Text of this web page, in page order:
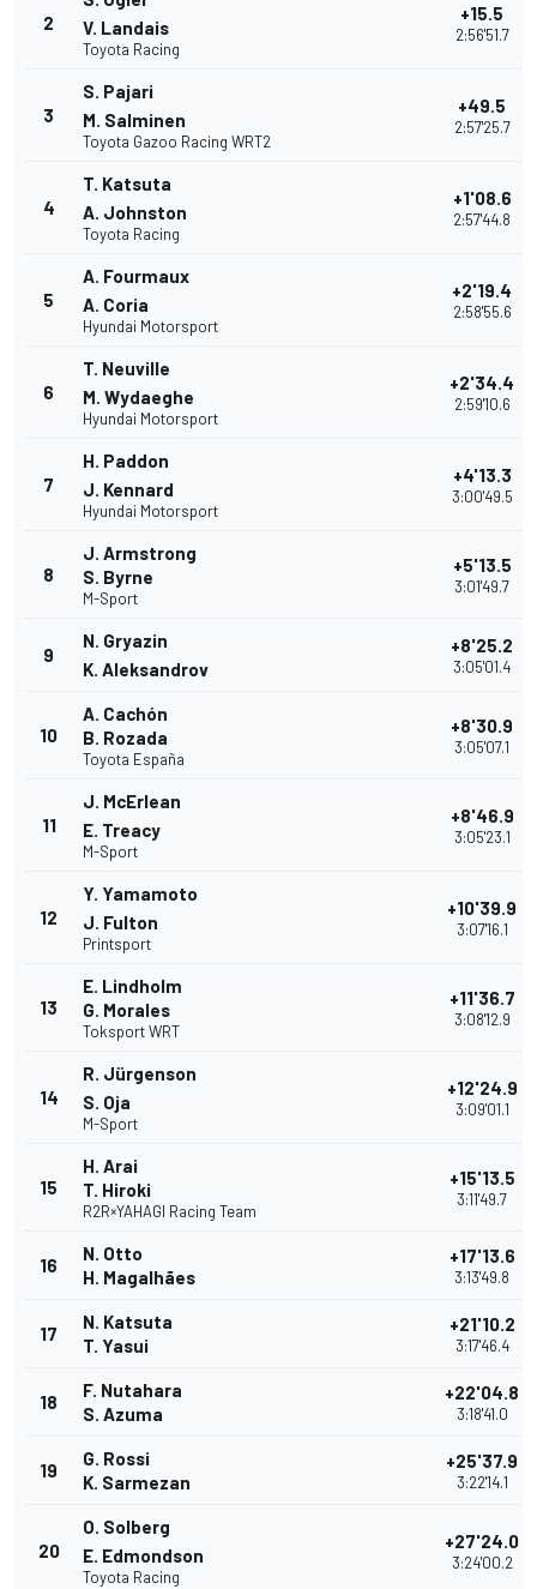
2
V. Landais
Toyota Racing
+15.5
2:56'51.7
3
S. Pajari
M. Salminen
Toyota Gazoo Racing WRT2
+49.5
2:57'25.7
4
T. Katsuta
A. Johnston
Toyota Racing
+1'08.6
2:57'44.8
5
A. Fourmaux
A. Coria
Hyundai Motorsport
+2'19.4
2:58'55.6
6
T. Neuville
M. Wydaeghe
Hyundai Motorsport
+2'34.4
2:59'10.6
7
H. Paddon
J. Kennard
Hyundai Motorsport
+4'13.3
3:00'49.5
8
J. Armstrong
S. Byrne
M-Sport
+5'13.5
3:01'49.7
9
N. Gryazin
K. Aleksandrov
+8'25.2
3:05'01.4
10
A. Cachón
B. Rozada
Toyota España
+8'30.9
3:05'07.1
11
J. McErlean
E. Treacy
M-Sport
+8'46.9
3:05'23.1
12
Y. Yamamoto
J. Fulton
Printsport
+10'39.9
3:07'16.1
13
E. Lindholm
G. Morales
Toksport WRT
+11'36.7
3:08'12.9
14
R. Jürgenson
S. Oja
M-Sport
+12'24.9
3:09'01.1
15
H. Arai
T. Hiroki
R2R×YAHAGI Racing Team
+15'13.5
3:11'49.7
16
N. Otto
H. Magalhães
+17'13.6
3:13'49.8
17
N. Katsuta
T. Yasui
+21'10.2
3:17'46.4
18
F. Nutahara
S. Azuma
+22'04.8
3:18'41.0
19
G. Rossi
K. Sarmezan
+25'37.9
3:22'14.1
20
O. Solberg
E. Edmondson
Toyota Racing
+27'24.0
3:24'00.2